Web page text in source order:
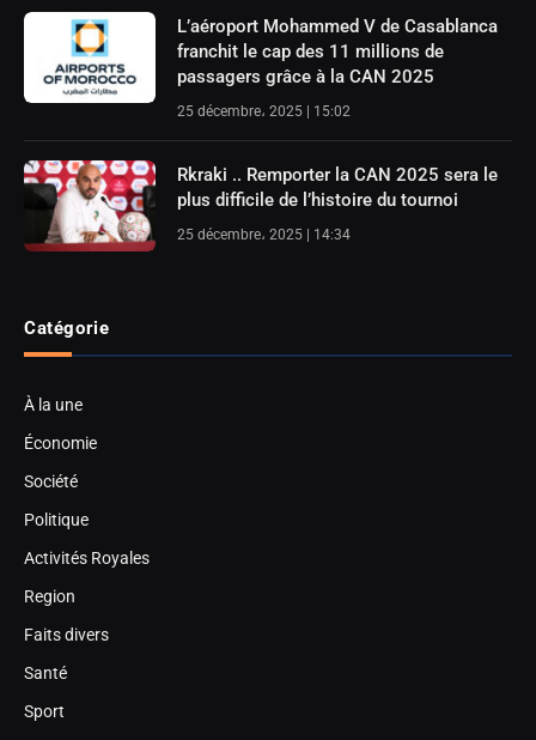
L’aéroport Mohammed V de Casablanca
franchit le cap des 11 millions de
passagers grâce à la CAN 2025
25 décembre، 2025 | 15:02
Rkraki .. Remporter la CAN 2025 sera le
plus difficile de l’histoire du tournoi
25 décembre، 2025 | 14:34
Catégorie
À la une
Économie
Société
Politique
Activités Royales
Region
Faits divers
Santé
Sport